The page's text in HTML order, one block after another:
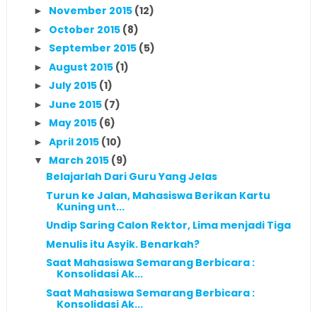
► November 2015 (12)
► October 2015 (8)
► September 2015 (5)
► August 2015 (1)
► July 2015 (1)
► June 2015 (7)
► May 2015 (6)
► April 2015 (10)
▼ March 2015 (9)
Belajarlah Dari Guru Yang Jelas
Turun ke Jalan, Mahasiswa Berikan Kartu
Kuning unt...
Undip Saring Calon Rektor, Lima menjadi Tiga
Menulis itu Asyik. Benarkah?
Saat Mahasiswa Semarang Berbicara :
Konsolidasi Ak...
Saat Mahasiswa Semarang Berbicara :
Konsolidasi Ak...